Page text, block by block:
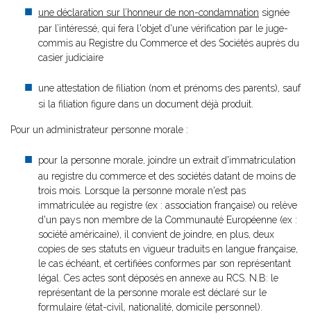
une déclaration sur l’honneur de non-condamnation signée
par l’intéressé, qui fera l'objet d'une vérification par le juge-
commis au Registre du Commerce et des Sociétés auprès du
casier judiciaire
une attestation de filiation (nom et prénoms des parents), sauf
si la filiation figure dans un document déjà produit.
Pour un administrateur personne morale :
pour la personne morale, joindre un extrait d'immatriculation
au registre du commerce et des sociétés datant de moins de
trois mois. Lorsque la personne morale n'est pas
immatriculée au registre (ex : association française) ou relève
d'un pays non membre de la Communauté Européenne (ex :
société américaine), il convient de joindre, en plus, deux
copies de ses statuts en vigueur traduits en langue française,
le cas échéant, et certifiées conformes par son représentant
légal. Ces actes sont déposés en annexe au RCS. N.B: le
représentant de la personne morale est déclaré sur le
formulaire (état-civil, nationalité, domicile personnel).